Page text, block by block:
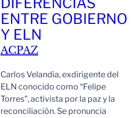
ENTRE GOBIERNO
Y ELN
ACPAZ
Carlos Velandia, exdirigente del
ELN conocido como “Felipe
Torres”, activista por la paz y la
reconciliación. Se pronuncia